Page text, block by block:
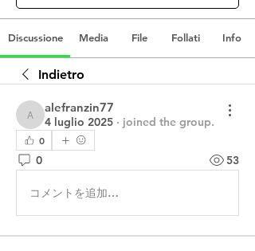
Discussione Media File Follati Info
Indietro
alefranzin77
alefranzin77
4 luglio 2025 · joined the group.
0
0 53
コメントを追加…